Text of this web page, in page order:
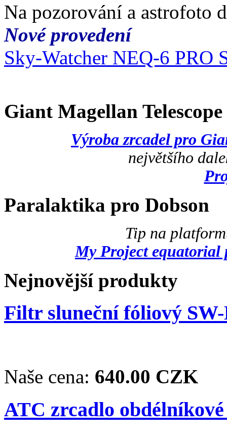
Na pozorování a astrofoto
Nové provedení
Sky-Watcher NEQ-6 PRO
Giant Magellan
Výroba zrcadel pro
největšího
Paralaktika pro Dobson
Tip na
My Project equatorial
Nejnovější produkty
Filtr sluneční fóliový SW-
Naše cena: 640.00 CZK
ATC zrcadlo